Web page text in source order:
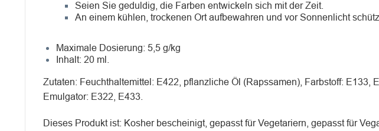
Seien Sie geduldig, die Farben entwickeln sich mit der Zeit.
An einem kühlen, trockenen Ort aufbewahren und vor Sonnenlicht
Maximale Dosierung: 5,5 g/kg
Inhalt: 20 ml.
Zutaten: Feuchthaltemittel: E422, pflanzliche Öl (Rapssamen), Farbstoff: E133,
Emulgator: E322, E433.
Dieses Produkt ist: Kosher bescheinigt, gepasst für Vegetariern, gepasst für